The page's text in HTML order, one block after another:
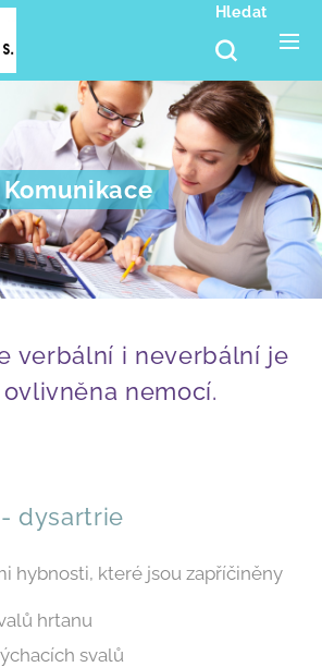
Hledat
Komunikace
verbální i neverbální je
nemocí.
dysartrie
hybnosti, které jsou zapříčiněny
hrtanu
svalů